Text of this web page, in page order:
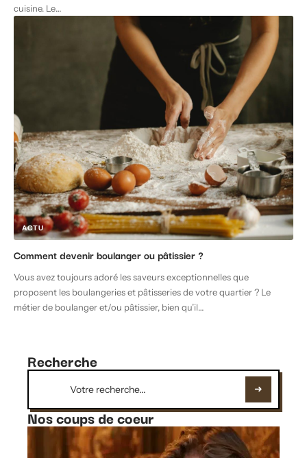
cuisine. Le…
ACTU
Comment devenir boulanger ou pâtissier ?
Vous avez toujours adoré les saveurs exceptionnelles que
proposent les boulangeries et pâtisseries de votre quartier ? Le
métier de boulanger et/ou pâtissier, bien qu’il…
Recherche
Nos coups de coeur